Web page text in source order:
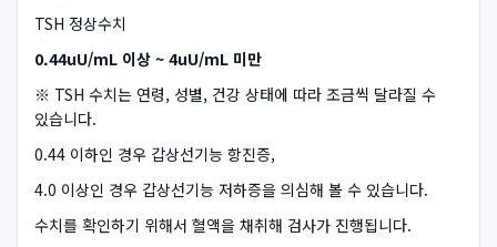
TSH 정상수치
0.44uU/mL 이상 ~ 4uU/mL 미만
※ TSH 수치는 연령, 성별, 건강 상태에 따라 조금씩 달라질 수
있습니다.
0.44 이하인 경우 갑상선기능 항진증,
4.0 이상인 경우 갑상선기능 저하증을 의심해 볼 수 있습니다.
수치를 확인하기 위해서 혈액을 채취해 검사가 진행됩니다.